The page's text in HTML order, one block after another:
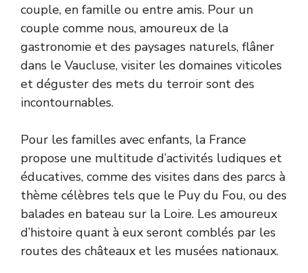
couple, en famille ou entre amis. Pour un
couple comme nous, amoureux de la
gastronomie et des paysages naturels, flâner
dans le Vaucluse, visiter les domaines viticoles
et déguster des mets du terroir sont des
incontournables.
Pour les familles avec enfants, la France
propose une multitude d’activités ludiques et
éducatives, comme des visites dans des parcs à
thème célèbres tels que le Puy du Fou, ou des
balades en bateau sur la Loire. Les amoureux
d’histoire quant à eux seront comblés par les
routes des châteaux et les musées nationaux.